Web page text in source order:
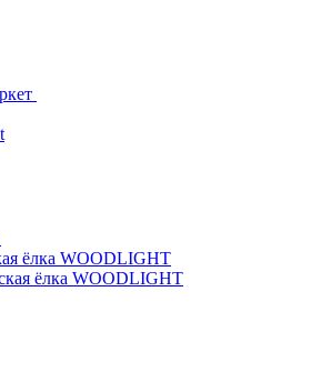
ёлка WOODLIGHT
ёлка WOODLIGHT